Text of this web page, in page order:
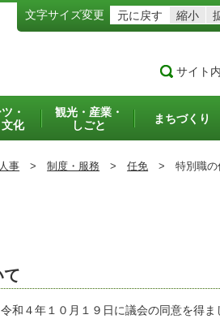
文字サイズ変更 元に戻す 縮小
サイト
・
化
観光・産業・
しごと
まちづくり
事 > 制度・服務 > 任免 > 特別職の
て
和４年１０月１９日に議会の同意を得ま